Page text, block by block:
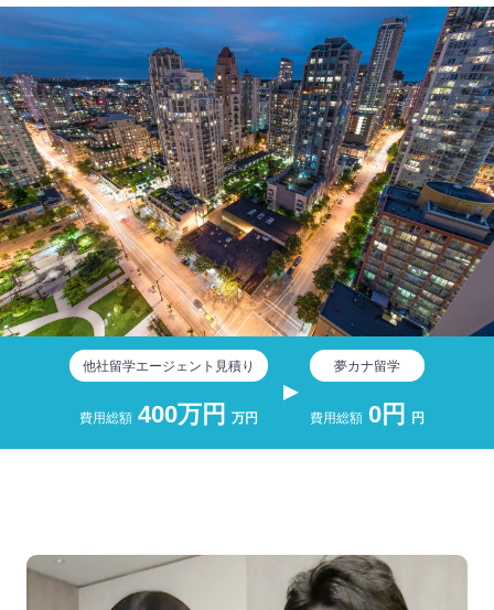
他社留学エージェント見積り
費用総額 400万円 万円
夢カナ留学
費用総額 0円 円